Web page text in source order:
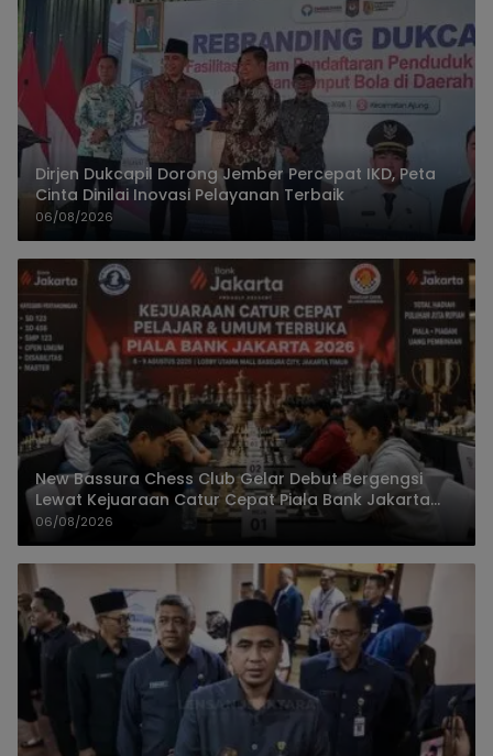
Dirjen Dukcapil Dorong Jember Percepat IKD, Peta
Cinta Dinilai Inovasi Pelayanan Terbaik
06/08/2026
New Bassura Chess Club Gelar Debut Bergengsi
Lewat Kejuaraan Catur Cepat Piala Bank Jakarta
2026
06/08/2026